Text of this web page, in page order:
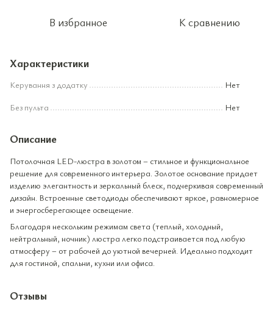
В избранное К сравнению
Характеристики
Керування з додатку
Нет
Без пульта
Нет
Описание
Потолочная LED-люстра в золотом – стильное и функциональное
решение для современного интерьера. Золотое основание придает
изделию элегантность и зеркальный блеск, подчеркивая современный
дизайн. Встроенные светодиоды обеспечивают яркое, равномерное
и энергосберегающее освещение.
Благодаря нескольким режимам света (теплый, холодный,
нейтральный, ночник) люстра легко подстраивается под любую
атмосферу – от рабочей до уютной вечерней. Идеально подходит
для гостиной, спальни, кухни или офиса.
Отзывы